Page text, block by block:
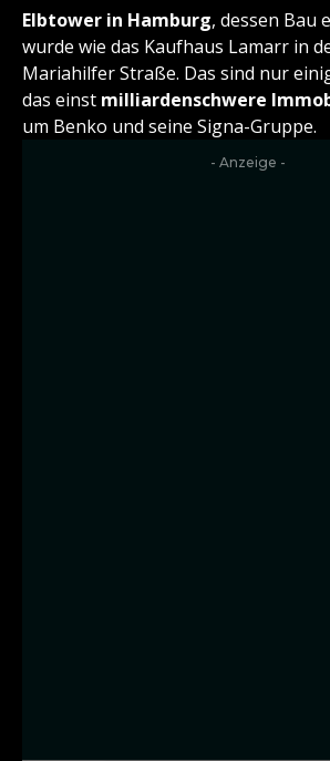
Elbtower in Hamburg, dessen Bau
wurde wie das Kaufhaus Lamarr in
Mariahilfer Straße. Das sind nur
das einst milliardenschwere
um Benko und seine Signa-Gruppe.
- Anzeige -